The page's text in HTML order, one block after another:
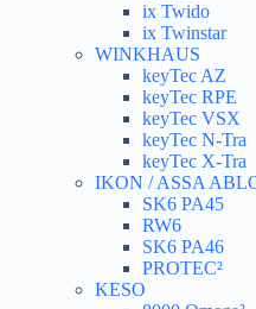
ix Twido
ix Twinstar
WINKHAUS
keyTec AZ
keyTec RPE
keyTec VSX
keyTec N-Tra
keyTec X-Tra
IKON / ASSA
SK6 PA45
RW6
SK6 PA46
PROTEC²
KESO